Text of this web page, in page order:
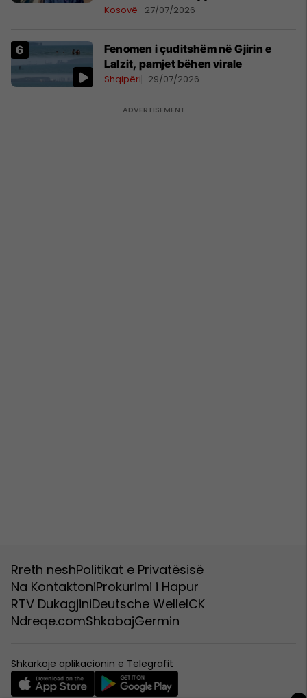
Parlamentare të OSBE-së në
Kosovë 27/07/2026
Fenomen i çuditshëm në Gjirin e
Lalzit, pamjet bëhen virale
Shqipëri 29/07/2026
Rreth neshPolitikat e Privatësisë
Na KontaktoniProkurimi i Hapur
RTV DukagjiniDeutsche WelleICK
Ndreqe.comShkabajGermin
Shkarkoje aplikacionin e Telegrafit